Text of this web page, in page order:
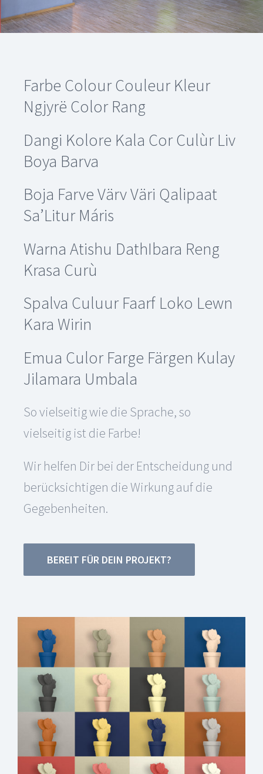
Farbe ColourCouleurKleur
Ngjyrë Color Rang
Dangi Kolore Kala Cor Culùr Liv
Boya Barva
Boja Farve VärvVäri Qalipaat
Sa’Litur Máris
Warna Atishu DathIbara Reng
Krasa Curù
Spalva CuluurFaarf Loko Lewn
Kara Wirin
Emua Culor Farge Färgen Kulay
Jilamara Umbala
So vielseitig wie die Sprache, so
vielseitig ist die Farbe!
Wir helfen Dir bei der Entscheidung und
berücksichtigen die Wirkung auf die
Gegebenheiten.
BEREIT FÜR DEIN PROJEKT?